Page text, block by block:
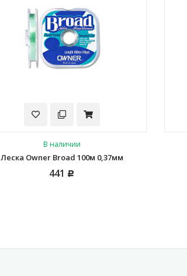
В наличии
Леска Owner Broad 100м 0,37мм
441 Р